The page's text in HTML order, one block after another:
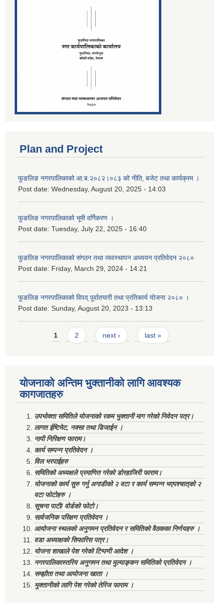
Plan and Project
फुङलिङ नगरपालिकाको आ.ब.२०८२।०८३ को नीति‚ बजेट तथा कार्यक्रम ।
Post date: Wednesday, August 20, 2025 - 14:03
फुङलिङ नगरपालिकाको भूमी वर्गिकरण ।
Post date: Tuesday, July 22, 2025 - 16:40
फुङलिङ नगरपालिकाको संगठन तथा व्यवस्थापन अध्ययन प्रतिवेदन २०८०
Post date: Friday, March 29, 2024 - 14:21
फुङलिङ नगरपालिकाको विपद् पूर्वातयारी तथा प्रतिकार्य योजना २०८० ।
Post date: Sunday, August 20, 2023 - 13:13
Pages1 2 next › last »
योजनाको अन्तिम भुक्तानीको लागि आवश्यक
कागजातहरु
उपभोक्ता समितिले योजनाको रकम भुक्तानी माग गरेको निवेदन पत्र।
लागत ईष्टिमेट, नक्सा तथा डिजाईन ।
नापी निरिक्षण फाराम।
कार्य सम्पन्न प्रतिवेदन ।
विल भरपाईहरु
समितिको अध्यक्षले प्रमाणित गरेको डोरहाजिरी फाराम।
योजनाको कार्य सुरु गर्नु अगाडीको २ वटा र कार्य सम्पन्न भएपश्चात्‌को २
वटा फोटोहरु ।
सूचना पाटी/ वोर्डको फोटो।
सार्वजनिक परिक्षण प्रतिवेदन ।
आयोजना स्थलको अनुगमन प्रतिवेदन र समितिको वैठकका निर्णयहरु ।
वडा अध्याक्षको सिफारिस पत्र।
योजना शाखाले पेश गरेको टिप्पणी आदेश ।
नगरपालिकास्तरिय अनुगमन तथा मुल्याङ्कन समितिको प्रतिवेदन ।
सम्झौता तथा आयोजना खाता ।
भुक्तानीको लागि पेश गरेको तेरिज फाराम ।